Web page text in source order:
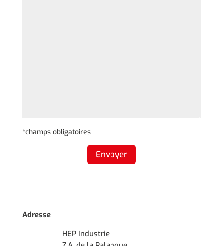
*champs obligatoires
Envoyer
Adresse
HEP Industrie